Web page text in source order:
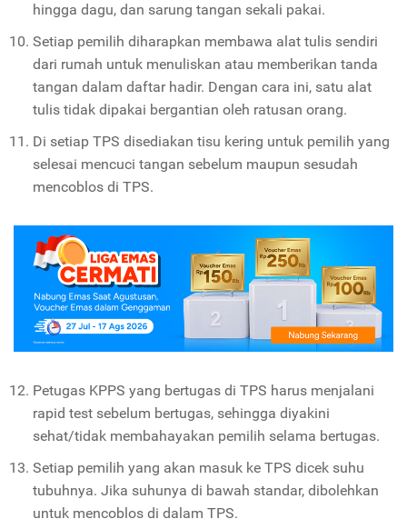
hingga dagu, dan sarung tangan sekali pakai.
Setiap pemilih diharapkan membawa alat tulis sendiri
dari rumah untuk menuliskan atau memberikan tanda
tangan dalam daftar hadir. Dengan cara ini, satu alat
tulis tidak dipakai bergantian oleh ratusan orang.
Di setiap TPS disediakan tisu kering untuk pemilih yang
selesai mencuci tangan sebelum maupun sesudah
mencoblos di TPS.
Petugas KPPS yang bertugas di TPS harus menjalani
rapid test sebelum bertugas, sehingga diyakini
sehat/tidak membahayakan pemilih selama bertugas.
Setiap pemilih yang akan masuk ke TPS dicek suhu
tubuhnya. Jika suhunya di bawah standar, dibolehkan
untuk mencoblos di dalam TPS.